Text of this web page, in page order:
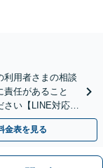
利用者さまの相談
任があること
さい【LINE対応
金表を見る